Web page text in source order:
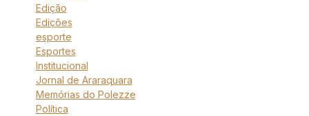
Edição
Edições
esporte
Esportes
Institucional
Jornal de Araraquara
Memórias do Polezze
Política